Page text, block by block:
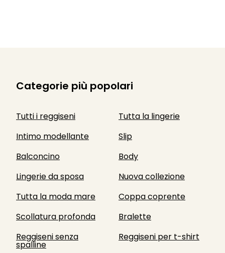
Categorie più popolari
Tutti i reggiseni
Tutta la lingerie
Intimo modellante
Slip
Balconcino
Body
Lingerie da sposa
Nuova collezione
Tutta la moda mare
Coppa coprente
Scollatura profonda
Bralette
Reggiseni senza
spalline
Reggiseni per t-shirt